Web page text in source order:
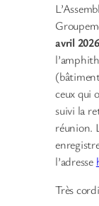
avril
ceux qui
suivi la
réunion.
l’adresse
Très